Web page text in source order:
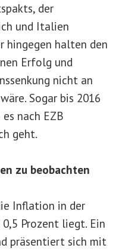
der
und Italien
halten den
Erfolg und
nicht an
Sogar bis 2016
nach EZB
geht.
zu beobachten
Inflation in der
Prozent liegt. Ein
präsentiert sich mit